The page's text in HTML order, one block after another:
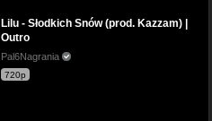
Lilu - Słodkich Snów (prod. Kazzam) |
Outro
Pal6Nagrania
720p